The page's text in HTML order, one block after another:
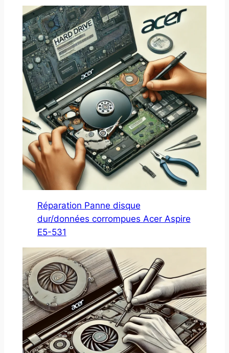
Réparation Panne disque
dur/données corrompues Acer Aspire
E5-531